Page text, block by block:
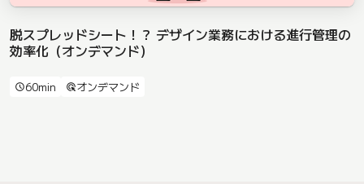
脱スプレッドシート！？ デザイン業務における進行管理の
効率化（オンデマンド）
schedule60min ads_clickオンデマンド